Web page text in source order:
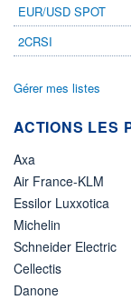
EUR/USD SPOT
2CRSI
Gérer mes listes
ACTIONS LES
Axa
Air France-KLM
Essilor Luxxotica
Michelin
Schneider Electric
Cellectis
Danone